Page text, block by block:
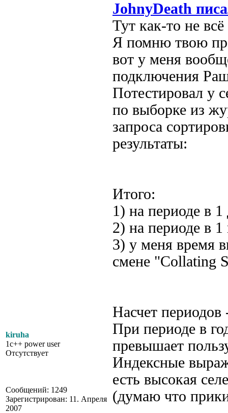
kiruha
1c++ power user
Отсутствует
Сообщений: 1249
Зарегистрирован: 11. Апреля
2007
JohnyDeath
Тут как-то не
Я помню твою
вот у меня
подключения
Потестировал у
по выборке из
запроса
результаты:
Итого:
1) на периоде в 1
2) на периоде в
3) у меня время
смене "Collating
Насчет
При периоде в
превышает
Индексные
есть высокая
(думаю что